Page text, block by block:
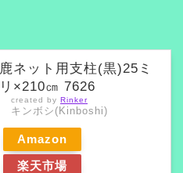
鹿ネット用支柱(黒)25ミ
リ×210㎝ 7626
created by Rinker
キンボシ(Kinboshi)
Amazon
楽天市場